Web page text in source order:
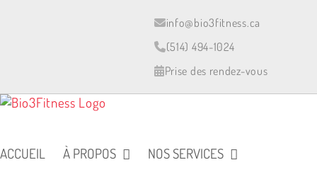
info@bio3fitness.ca
(514) 494-1024
Prise des rendez-vous
ACCUEIL À PROPOS NOS SERVICES